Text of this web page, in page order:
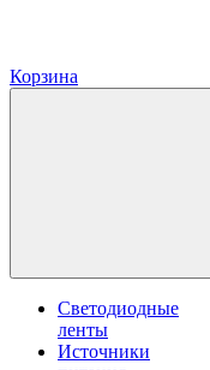
Корзина
Светодиодные
ленты
Источники